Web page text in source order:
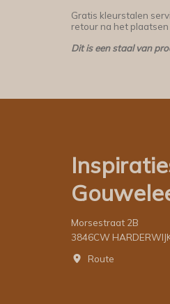
Gratis kleurstalen
retour na het plaatsen
Dit is een staal van
Morsestraat 2B
3846CW
Route